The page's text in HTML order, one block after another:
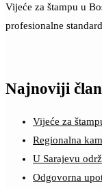
Vijeće za štampu u
profesionalne
Najnoviji
Vijeće za
Regionalna
U Sarajevu
Odgovorna